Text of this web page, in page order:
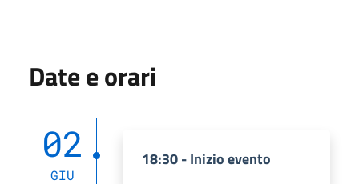
Date e orari
02
GIU
18:30 - Inizio evento